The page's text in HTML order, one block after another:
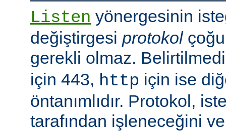
Listen yönergesinin
değiştirgesi protokolçoğu
gerekli olmaz.
için 443, http için ise
öntanımlıdır. Protokol,
tarafından işleneceğini